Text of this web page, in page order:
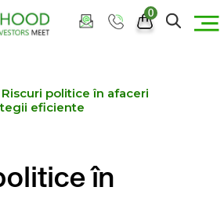
0
Riscuri politice în afaceri
eficiente
în